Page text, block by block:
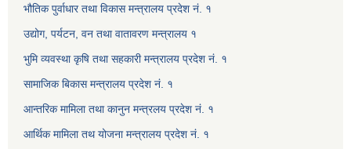
भौतिक पुर्वाधार तथा विकास मन्त्रालय प्रदेश नं. १
उद्योग, पर्यटन, वन तथा वातावरण मन्त्रालय १
भुमि व्यवस्था कृषि तथा सहकारी मन्त्रालय प्रदेश नं. १
सामाजिक बिकास मन्त्रालय प्रदेश नं. १
आन्तरिक मामिला तथा कानुन मन्त्रलय प्रदेश नं. १
आर्थिक मामिला तथ योजना मन्त्रालय प्रदेश नं. १